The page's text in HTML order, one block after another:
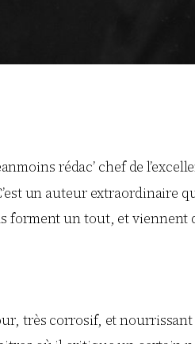
rédac’ chef de
un auteur extraordinaire
forment un tout, et
très corrosif, et